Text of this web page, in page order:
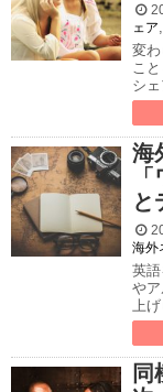
ェア
変
こ
シ
海
と
海外
英
や
上
同